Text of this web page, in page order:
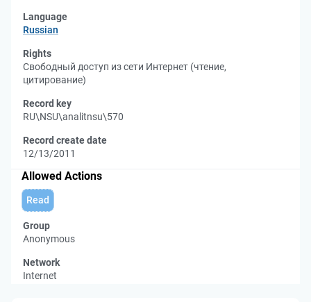
Language
Russian
Rights
Свободный доступ из сети Интернет (чтение,
цитирование)
Record key
RU\NSU\analitnsu\570
Record create date
12/13/2011
Allowed Actions
Read
Group
Anonymous
Network
Internet